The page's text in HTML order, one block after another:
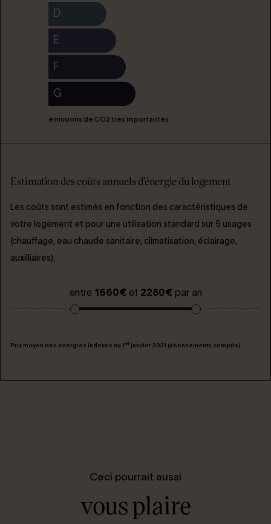
D
E
F
G
émissions de CO2 très importantes
Estimation des coûts annuels d'énergie du logement
Les coûts sont estimés en fonction des caractéristiques de
votre logement et pour une utilisation standard sur 5 usages
(chauffage, eau chaude sanitaire, climatisation, éclairage,
auxilliaires).
entre 1660€et 2280€par an
Prix moyen des énergies indexés au 1 er janvier 2021 (abonnements compris)
Ceci pourrait aussi
vous plaire